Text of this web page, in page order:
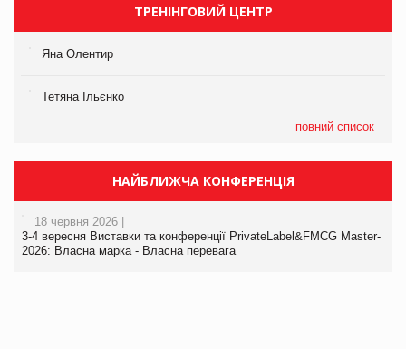
ТРЕНІНГОВИЙ ЦЕНТР
Яна Олентир
Тетяна Ільєнко
повний список
НАЙБЛИЖЧА КОНФЕРЕНЦІЯ
18 червня 2026 |
3-4 вересня Виставки та конференції PrivateLabel&FMCG Master-
2026: Власна марка - Власна перевага